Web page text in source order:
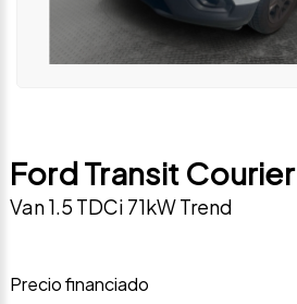
Ford Transit Courier
Van 1.5 TDCi 71kW Trend
Precio financiado